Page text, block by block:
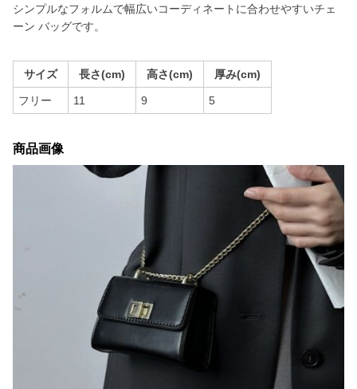
シンプルなフォルムで幅広いコーディネートに合わせやすいチェ
ーン バッグです。
サイズ 長さ(cm) 高さ(cm) 厚み(cm)
フリー 11 9 5
商品画像